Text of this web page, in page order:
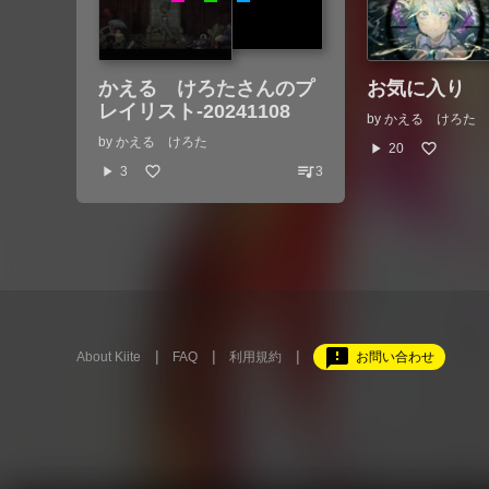
かえる けろたさんのプ
レイリスト-20241108
by かえる けろた
play_arrow 3 queue_music3
お気に入り
by かえる けろた
play_arrow 20
About Kiite FAQ 利用規約 feedback お問い合わせ